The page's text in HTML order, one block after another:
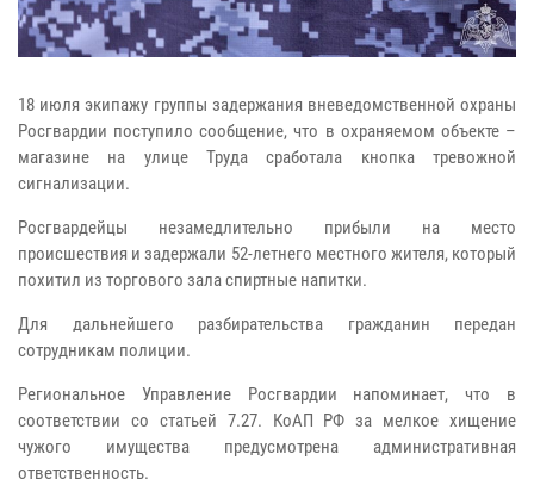
18 июля экипажу группы задержания вневедомственной охраны
Росгвардии поступило сообщение, что в охраняемом объекте –
магазине на улице Труда сработала кнопка тревожной
сигнализации.
Росгвардейцы незамедлительно прибыли на место
происшествия и задержали 52-летнего местного жителя, который
похитил из торгового зала спиртные напитки.
Для дальнейшего разбирательства гражданин передан
сотрудникам полиции.
Региональное Управление Росгвардии напоминает, что в
соответствии со статьей 7.27. КоАП РФ за мелкое хищение
чужого имущества предусмотрена административная
ответственность.